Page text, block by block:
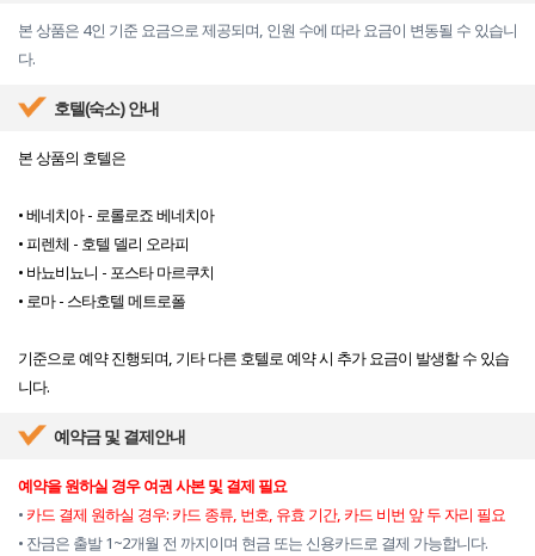
본 상품은 4인 기준 요금으로 제공되며, 인원 수에 따라 요금이 변동될 수 있습니
다.
호텔(숙소) 안내
본 상품의 호텔은
• 베네치아 - 로롤로죠 베네치아
• 피렌체 - 호텔 델리 오라피
• 바뇨비뇨니 - 포스타 마르쿠치
• 로마 - 스타호텔 메트로폴
기준으로 예약 진행되며, 기타 다른 호텔로 예약 시 추가 요금이 발생할 수 있습
니다.
예약금 및 결제안내
예약을 원하실 경우 여권 사본 및 결제 필요
• 카드 결제 원하실 경우: 카드 종류, 번호, 유효 기간, 카드 비번 앞 두 자리 필요
• 잔금은 출발 1~2개월 전 까지이며 현금 또는 신용카드로 결제 가능합니다.